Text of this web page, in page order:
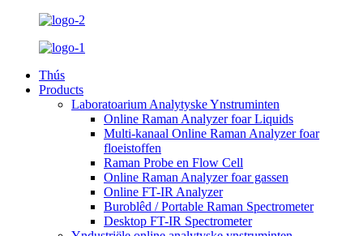
Thús
Products
Laboratoarium Analytyske Ynstruminten
Online Raman Analyzer foar Liquids
Multi-kanaal Online Raman Analyzer foar
floeistoffen
Raman Probe en Flow Cell
Online Raman Analyzer foar gassen
Online FT-IR Analyzer
Buroblêd / Portable Raman Spectrometer
Desktop FT-IR Spectrometer